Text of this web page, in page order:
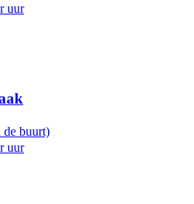
uur
buurt)
uur